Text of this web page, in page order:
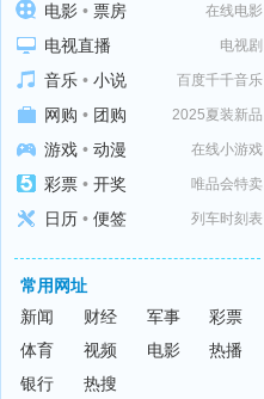
电影 • 票房 在线电影
电视直播 电视剧
音乐 • 小说 百度千千音乐
网购 • 团购 2025夏装新品
游戏 • 动漫 在线小游戏
彩票 • 开奖 唯品会特卖
日历 • 便签 列车时刻表
常用网址
新闻
财经 军事
彩票
体育
视频 电影
热播
银行
热搜